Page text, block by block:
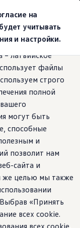
на
учитывать
и настройки.
латвийское
файлы
строго
полной
могут быть
способные
и
позволит нам
сайта и
же целью мы также
«Принять
всех cookie.
всех cookie,
Volkswagen
нового
светом
без